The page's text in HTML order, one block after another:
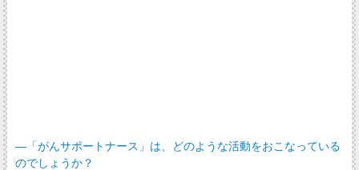
―「がんサポートナース」は、どのような活動をおこなっている
のでしょうか？